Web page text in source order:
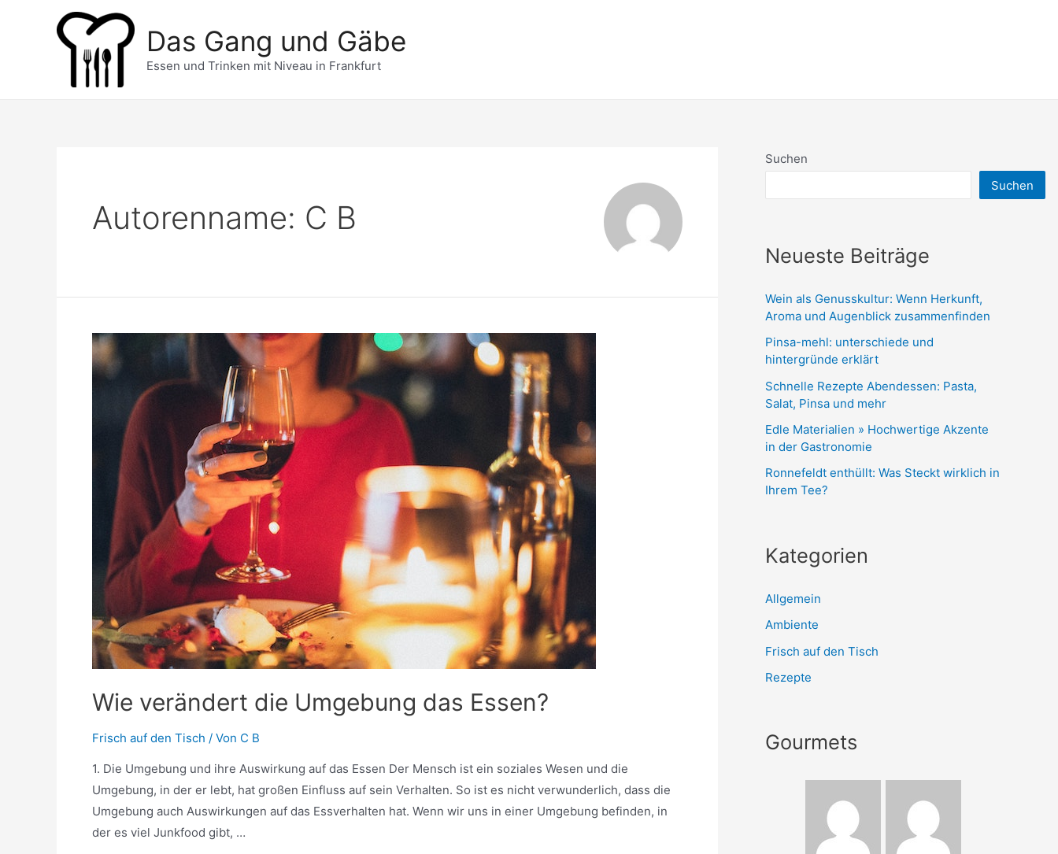
Das Gang und Gäbe
Essen und Trinken mit Niveau in Frankfurt
Autorenname: C B
Wie verändert die Umgebung das Essen?
Frisch auf den Tisch / Von C B
1. Die Umgebung und ihre Auswirkung auf das Essen Der Mensch ist ein soziales Wesen und die
Umgebung, in der er lebt, hat großen Einfluss auf sein Verhalten. So ist es nicht verwunderlich, dass die
Umgebung auch Auswirkungen auf das Essverhalten hat. Wenn wir uns in einer Umgebung befinden, in
der es viel Junkfood gibt, …
Suchen
Suchen
Neueste Beiträge
Wein als Genusskultur: Wenn Herkunft,
Aroma und Augenblick zusammenfinden
Pinsa-mehl: unterschiede und
hintergründe erklärt
Schnelle Rezepte Abendessen: Pasta,
Salat, Pinsa und mehr
Edle Materialien » Hochwertige Akzente
in der Gastronomie
Ronnefeldt enthüllt: Was Steckt wirklich in
Ihrem Tee?
Kategorien
Allgemein
Ambiente
Frisch auf den Tisch
Rezepte
Gourmets